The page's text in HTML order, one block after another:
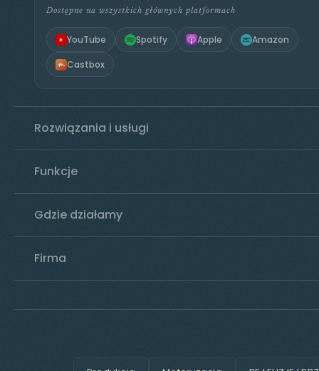
Dostępne na wszystkich głównych platformach
YouTube Spotify Apple Amazon
Castbox
Rozwiązania i usługi
Funkcje
Gdzie działamy
Firma